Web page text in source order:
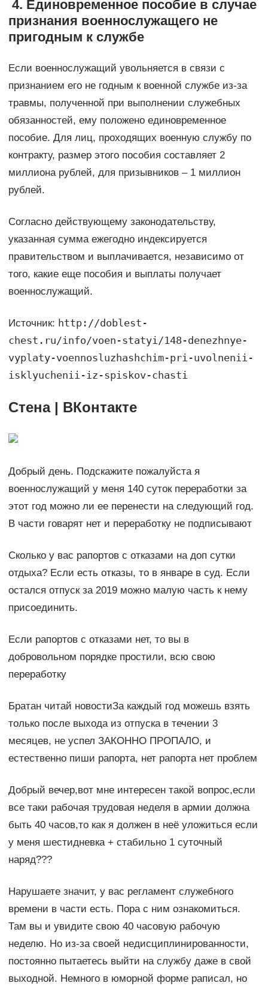
4. Единовременное пособие в случае
признания военнослужащего не
пригодным к службе
Если военнослужащий увольняется в связи с
признанием его не годным к военной службе из-за
травмы, полученной при выполнении служебных
обязанностей, ему положено единовременное
пособие. Для лиц, проходящих военную службу по
контракту, размер этого пособия составляет 2
миллиона рублей, для призывников – 1 миллион
рублей.
Согласно действующему законодательству,
указанная сумма ежегодно индексируется
правительством и выплачивается, независимо от
того, какие еще пособия и выплаты получает
военнослужащий.
Источник: http://doblest-
chest.ru/info/voen-statyi/148-denezhnye-
vyplaty-voennosluzhashchim-pri-uvolnenii-
isklyuchenii-iz-spiskov-chasti
Стена | ВКонтакте
Добрый день. Подскажите пожалуйста я
военнослужащий у меня 140 суток переработки за
этот год можно ли ее перенести на следующий год.
В части говарят нет и переработку не подписывают
Сколько у вас рапортов с отказами на доп сутки
отдыха? Если есть отказы, то в январе в суд. Если
остался отпуск за 2019 можно малую часть к нему
присоединить.
Если рапортов с отказами нет, то вы в
добровольном порядке простили, всю свою
переработку
Братан читай новостиЗа каждый год можешь взять
только после выхода из отпуска в течении 3
месяцев, не успел ЗАКОННО ПРОПАЛО, и
естественно пиши рапорта, нет рапорта нет проблем
Добрый вечер,вот мне интересен такой вопрос,если
все таки рабочая трудовая неделя в армии должна
быть 40 часов,то как я должен в неё уложиться если
у меня шестидневка + стабильно 1 суточный
наряд???
Нарушаете значит, у вас регламент служебного
времени в части есть. Пора с ним ознакомиться.
Там вы и увидите свою 40 часовую рабочую
неделю. Но из-за своей недисциплинированности,
постоянно пытаетесь выйти на службу даже в свой
выходной. Немного в юморной форме раписал, но